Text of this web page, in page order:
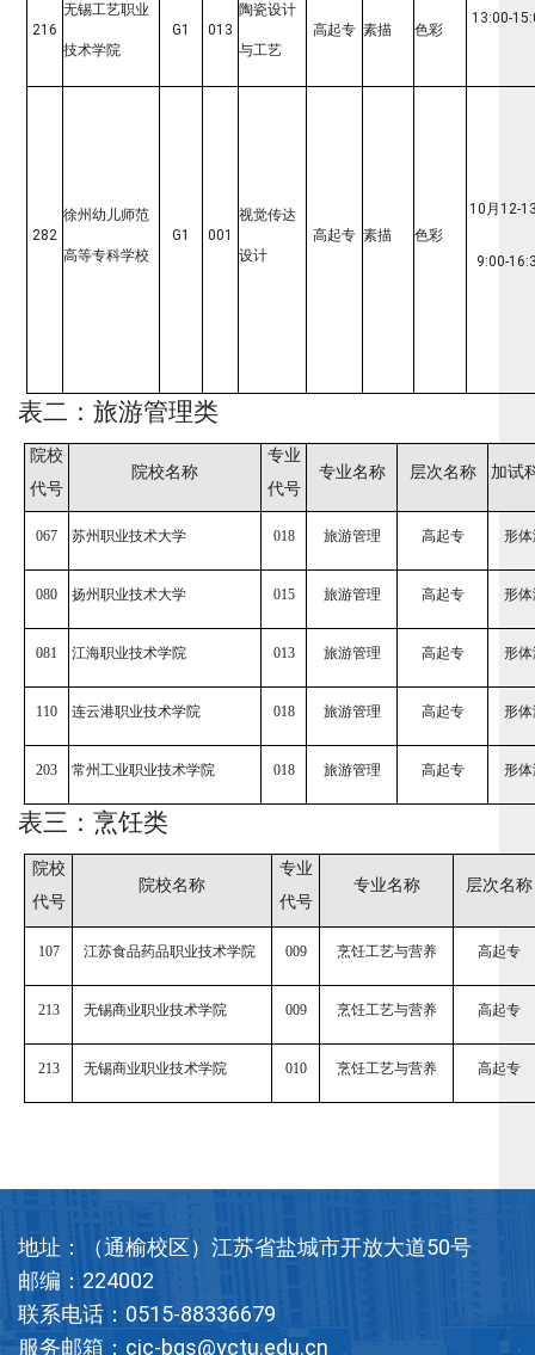
13:00-
216
无锡工艺职业
技术学院
G1 013
陶瓷设计
与工艺
高起专 素描 色彩
282
徐州幼儿师范
高等专科学校
G1 001
视觉传达
设计
高起专 素描 色彩
10月12-
9:00-
表二：旅游管理类
院校
代号
院校名称
专业
代号
专业名称 层次名称 加试
067 苏州职业技术大学 018 旅游管理 高起专 形
080 扬州职业技术大学 015 旅游管理 高起专 形
081 江海职业技术学院 013 旅游管理 高起专 形
110 连云港职业技术学院 018 旅游管理 高起专 形
203 常州工业职业技术学院 018 旅游管理 高起专 形
表三：烹饪类
院校
代号
院校名称
专业
代号
专业名称 层次名称
107 江苏食品药品职业技术学院 009 烹饪工艺与营养 高起专
213 无锡商业职业技术学院 009 烹饪工艺与营养 高起专
213 无锡商业职业技术学院 010 烹饪工艺与营养 高起专
地址：（通榆校区）江苏省盐城市开放大道50号
邮编：224002
联系电话：0515-88336679
服务邮箱：cjc-bgs@yctu.edu.cn